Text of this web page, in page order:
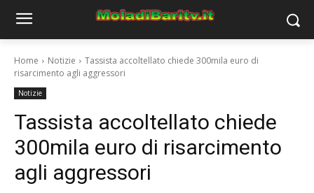
Home Notizie
Tassista accoltellato chiede 300mila euro di
risarcimento agli aggressori
Notizie
Tassista accoltellato chiede
300mila euro di risarcimento
agli aggressori